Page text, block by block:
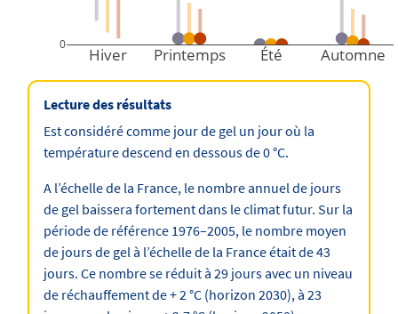
Hiver Printemps Été Automne
0
Lecture des résultats
Est considéré comme jour de gel un jour où la
température descend en dessous de 0 °C.
A l’échelle de la France, le nombre annuel de jours
de gel baissera fortement dans le climat futur. Sur la
période de référence 1976–2005, le nombre moyen
de jours de gel à l’échelle de la France était de 43
jours. Ce nombre se réduit à 29 jours avec un niveau
de réchauffement de + 2 °C (horizon 2030), à 23